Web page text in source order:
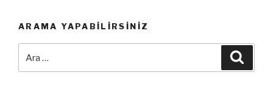
Göre
Yönlendirme”
ARAMA YAPABILIRSINIZ